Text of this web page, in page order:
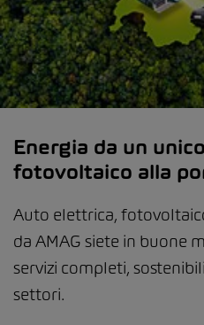
Energia da un
fotovoltaico alla
Auto elettrica,
da AMAG siete in buone
servizi completi,
settori.